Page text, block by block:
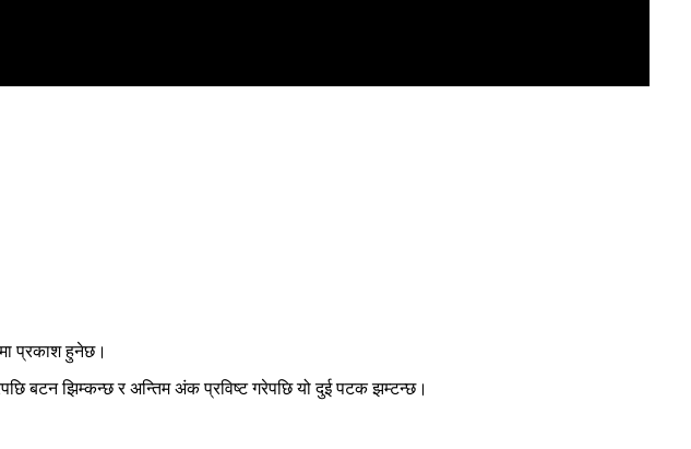
प्रकाश हुनेछ।
बटन झिम्कन्छ र अन्तिम अंक प्रविष्ट गरेपछि यो दुई पटक झम्टन्छ।